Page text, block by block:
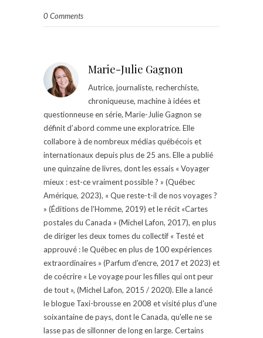
0 Comments
Marie-Julie Gagnon
Autrice, journaliste, recherchiste,
chroniqueuse, machine à idées et
questionneuse en série, Marie-Julie Gagnon se
définit d’abord comme une exploratrice. Elle
collabore à de nombreux médias québécois et
internationaux depuis plus de 25 ans. Elle a publié
une quinzaine de livres, dont les essais « Voyager
mieux : est-ce vraiment possible ? » (Québec
Amérique, 2023), « Que reste-t-il de nos voyages ?
» (Éditions de l'Homme, 2019) et le récit «Cartes
postales du Canada » (Michel Lafon, 2017), en plus
de diriger les deux tomes du collectif « Testé et
approuvé : le Québec en plus de 100 expériences
extraordinaires » (Parfum d'encre, 2017 et 2023) et
de coécrire « Le voyage pour les filles qui ont peur
de tout », (Michel Lafon, 2015 / 2020). Elle a lancé
le blogue Taxi-brousse en 2008 et visité plus d'une
soixantaine de pays, dont le Canada, qu'elle ne se
lasse pas de sillonner de long en large. Certains